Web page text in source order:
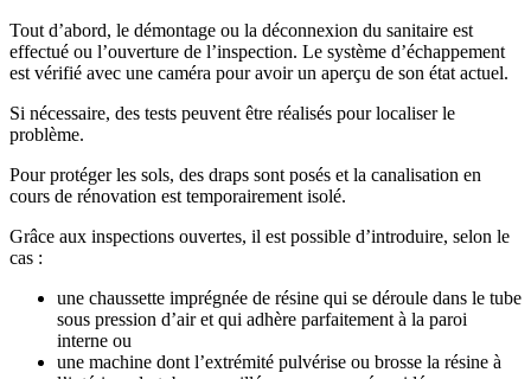
Tout d’abord, le démontage ou la déconnexion du sanitaire est
effectué ou l’ouverture de l’inspection. Le système d’échappement
est vérifié avec une caméra pour avoir un aperçu de son état actuel.
Si nécessaire, des tests peuvent être réalisés pour localiser le
problème.
Pour protéger les sols, des draps sont posés et la canalisation en
cours de rénovation est temporairement isolé.
Grâce aux inspections ouvertes, il est possible d’introduire, selon le
cas :
une chaussette imprégnée de résine qui se déroule dans le tube
sous pression d’air et qui adhère parfaitement à la paroi
interne ou
une machine dont l’extrémité pulvérise ou brosse la résine à